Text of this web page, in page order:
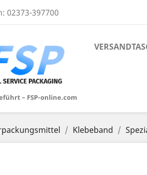
02373-397700
– FSP-online.com
Klebeband